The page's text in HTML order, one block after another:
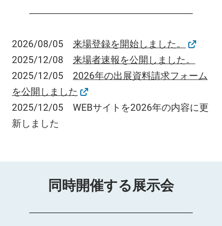
2026/08/05 来場登録を開始しました。
2025/12/08 来場者速報を公開しました。
2025/12/05 2026年の出展資料請求フォーム
を公開しました
2025/12/05 WEBサイトを2026年の内容に更
新しました
同時開催する展示会